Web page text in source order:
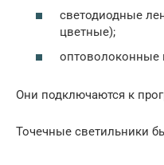
светодиодные
цветные);
оптоволоконные
Они подключаются к
Точечные светильники